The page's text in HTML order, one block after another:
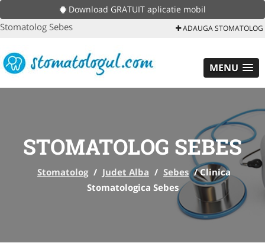
Download GRATUIT aplicatie mobil
Stomatolog Sebes ADAUGA STOMATOLOG
MENU
STOMATOLOG SEBES
Stomatolog / Judet Alba / Sebes /Clinica
Stomatologica Sebes